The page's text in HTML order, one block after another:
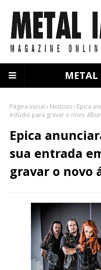
Página inicial Notícias
Epica
estúdio para gravar o novo
Epica
sua entrada
gravar o novo